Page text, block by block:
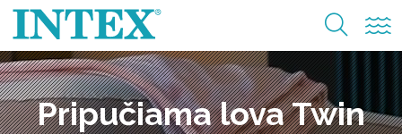
Pripučiama lova Twin